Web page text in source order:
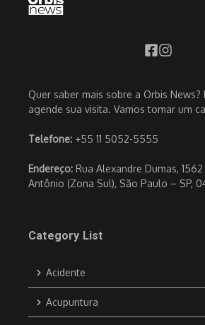
Quer saber mais sobre a Orbis News?
agende sua visita. Vamos tomar um
Telefone: +55 11 5052-5555
Endereço: Rua Alexandre Dumas,
Antônio (Zona Sul), São Paulo – SP,
Category List
Acidente
Acupuntura